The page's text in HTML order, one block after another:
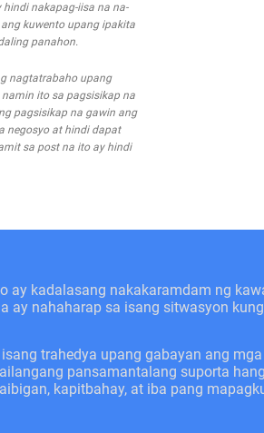
nakapag-iisa na na-
kuwento upang ipakita
panahon.
nagtatrabaho upang
ito sa pagsisikap na
pagsisikap na gawin ang
negosyo at hindi dapat
sa post na ito ay hindi
ay kadalasang nakakaramdam ng
ay nahaharap sa isang sitwasyon
trahedya upang gabayan ang
pansamantalang suporta
kapitbahay, at iba pang